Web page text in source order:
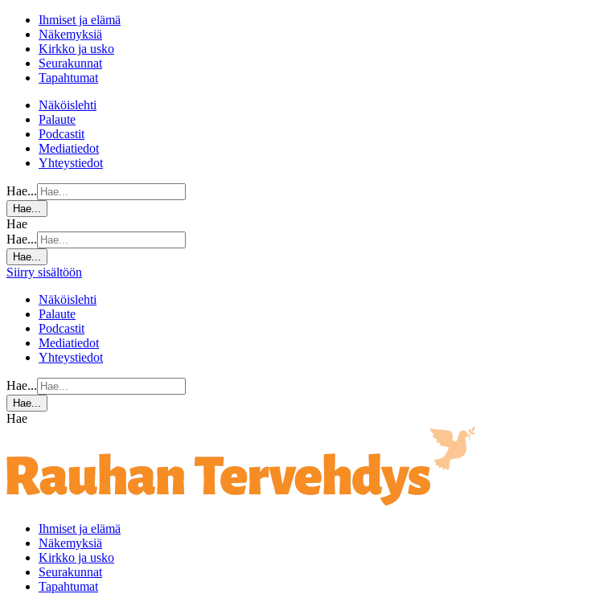
Ihmiset ja elämä
Näkemyksiä
Kirkko ja usko
Seurakunnat
Tapahtumat
Näköislehti
Palaute
Podcastit
Mediatiedot
Yhteystiedot
Hae...
Hae...
Hae
Hae...
Hae...
Siirry sisältöön
Näköislehti
Palaute
Podcastit
Mediatiedot
Yhteystiedot
Hae...
Hae...
Hae
Ihmiset ja elämä
Näkemyksiä
Kirkko ja usko
Seurakunnat
Tapahtumat